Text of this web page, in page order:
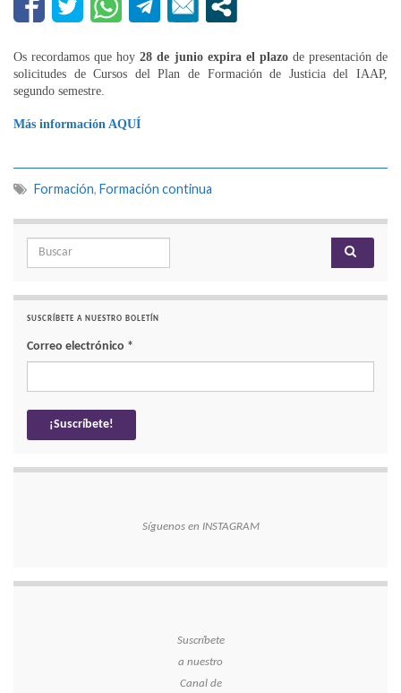
Os recordamos que hoy28 de junio expira el plazode presentación de
solicitudes de Cursos del Plan de Formación de Justicia del IAAP,
segundo semestre.
Más información AQUÍ
Formación, Formación continua
Search for:
SUSCRÍBETE A NUESTRO BOLETÍN
Correo electrónico *
Síguenos en INSTAGRAM
Suscríbete
a nuestro
Canal de